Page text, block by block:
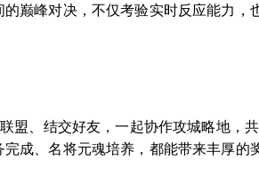
巅峰对决，不仅考验实时反应能力，
盟、结交好友，一起协作攻城略地，
成、名将元魂培养，都能带来丰厚的